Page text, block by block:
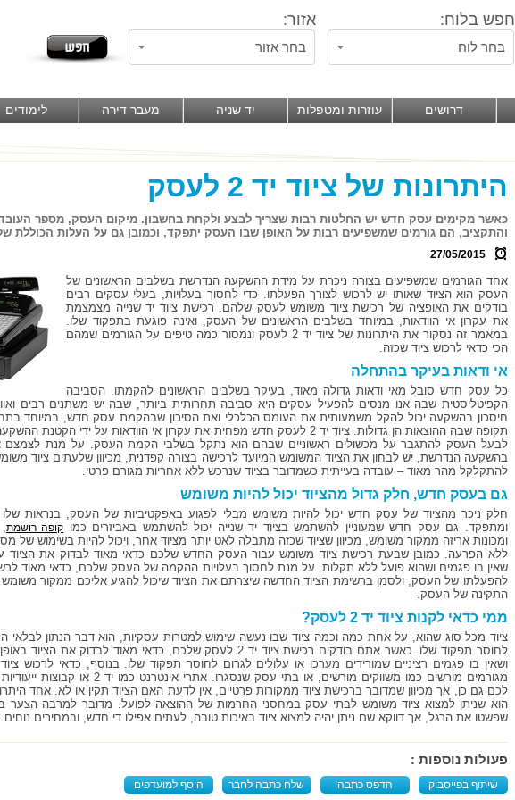
חפש בלוח: אזור:
בחר לוח בחר אזור
דרושים עוזרות ומטפלות יד שניה מעבר דירה לימודים
היתרונות של ציוד יד 2 לעסק
כאשר מקימים עסק חדש יש החלטות רבות שצריך לבצע ולקחת בחשבון. מיקום העסק, מספר
והתקציב, הם גורמים שמשפיעים רבות על האופן שבו העסק יתפקד, וכמובן גם על העלות הכוללת
27/05/2015
אחד הגורמים שמשפיעים בצורה ניכרת על מידת ההשקעה הנדרשת בשלבים הראשונים של
העסק הוא הציוד שאותו יש לרכוש לצורך הפעלתו. כדי לחסוך בעלויות, בעלי עסקים רבים
בודקים את האופציה של רכישת ציוד משומש לעסק שלהם. רכישת ציוד יד שנייה מצמצמת
את עקרון אי הוודאות, במיוחד בשלבים הראשונים של העסק, ואינה פוגעת בתפקוד שלו.
במאמר זה נסקור את היתרונות של ציוד יד 2 לעסק ונמסור כמה טיפים על הגורמים שמהם
הכי כדאי לרכוש ציוד שכזה.
אי ודאות בעיקר בהתחלה
כל עסק חדש סובל מאי ודאות גדולה מאוד, בעיקר בשלבים הראשונים להקמתו. הסביבה
הקפיטליסטית שבה אנו מנסים להפעיל עסקים היא סביבה תחרותית ביותר, שבה יש משתנים רבים
חיסכון בהשקעה יכול להקל משמעותית את העומס הכלכלי ואת הסיכון שבהקמת עסק חדש, במיוחד
תקופה שבה ההוצאות הן גדולות. ציוד יד 2 לעסק חדש מפחית את עקרון אי הוודאות על ידי
לבעל העסק להתגבר על מכשולים ראשוניים שבהם הוא נתקל בשלבי הקמת העסק. על מנת לצמצם
בהשקעה הנדרשת, יש לבחון את הציוד המשומש המיועד לרכישה בצורה קפדנית, מכיוון שלעתים ציוד
להתקלקל מהר מאוד – עובדה בעייתית כשמדובר בציוד שנרכש ללא אחריות מגורם פרטי.
גם בעסק חדש, חלק גדול מהציוד יכול להיות משומש
חלק ניכר מהציוד של עסק חדש יכול להיות משומש מבלי לפגוע באפקטיביות של העסק, בנראות שלו
ומתפקד. גם עסק חדש שמעוניין להשתמש בציוד יד שנייה יכול להשתמש באביזרים כמו קופה רושמת,
ומכונות אריזה ממקור משומש, מכיוון שציוד שכזה מתבלה לאט יותר מציוד אחר, ויכול להיות בשימוש של
ללא הפרעה. כמובן שבעת רכישת ציוד משומש עבור העסק החדש שלכם כדאי מאוד לבדוק את הציוד
שאין בו פגמים ושהוא פועל ללא תקלות. על מנת לחסוך בעלויות ההקמה של העסק שלכם, כדאי מאוד
להפעלתו של העסק, ולסמן ברשימת הציוד החדשה שיצרתם את הציוד שיכול להגיע אליכם ממקור משומש
התקינה של העסק.
ממי כדאי לקנות ציוד יד 2 לעסק?
ציוד מכל סוג שהוא, על אחת כמה וכמה ציוד שבו נעשה שימוש למטרות עסקיות, הוא דבר הנתון לבלאי
לחוסר תפקוד שלו. כאשר אתם בודקים רכישת ציוד יד 2 לעסק שלכם, כדאי מאוד לבדוק
ושאין בו פגמים רציניים שמורידים מערכו או עלולים לגרום לחוסר תפקוד שלו. בנוסף, כדאי לרכוש
מגורמים מורשים כמו משווקים מורשים, או בתי עסק
הוא שניתן למצוא ציוד משומש לבתי עסק במחסני החרמות של ההוצאה לפועל. מדובר למרבה הצער
שפשטו את הרגל, אך דווקא שם ניתן יהיה למצוא ציוד באיכות טובה, לעתים אפילו די חדש, ובמחירים נוחים
פעולות נוספות :
שיתוף בפייסבוק הדפס כתבה שלח כתבה לחבר הוסף למועדפים